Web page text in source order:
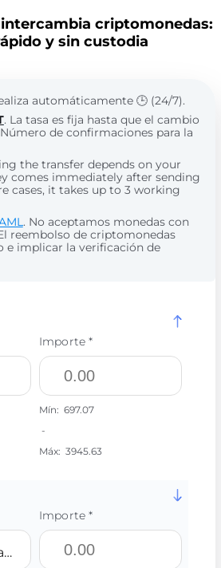
criptomonedas:
y sin custodia
automáticamente 🕒 (24/7).
. La tasa es fija hasta que el cambio
Número de confirmaciones para la
the transfer depends on your
comes immediately after sending
cases, it takes up to 3 working
. No aceptamos monedas con
reembolso de criptomonedas
e implicar la verificación de
Importe *
Mín: 697.07
-
Máx: 3945.63
UZCARD Card UZS
Importe *